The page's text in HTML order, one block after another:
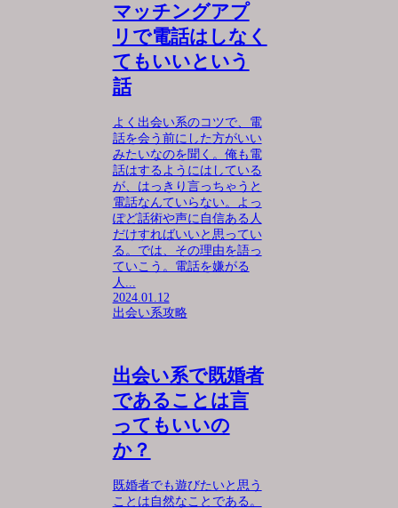
マッチングアプ
リで電話はしなく
てもいいという
話
よく出会い系のコツで、電
話を会う前にした方がいい
みたいなのを聞く。俺も電
話はするようにはしている
が、はっきり言っちゃうと
電話なんていらない。よっ
ぽど話術や声に自信ある人
だけすればいいと思ってい
る。では、その理由を語っ
ていこう。電話を嫌がる
人...
2024.01.12
出会い系攻略
出会い系で既婚者
であることは言
ってもいいの
か？
既婚者でも遊びたいと思う
ことは自然なことである。